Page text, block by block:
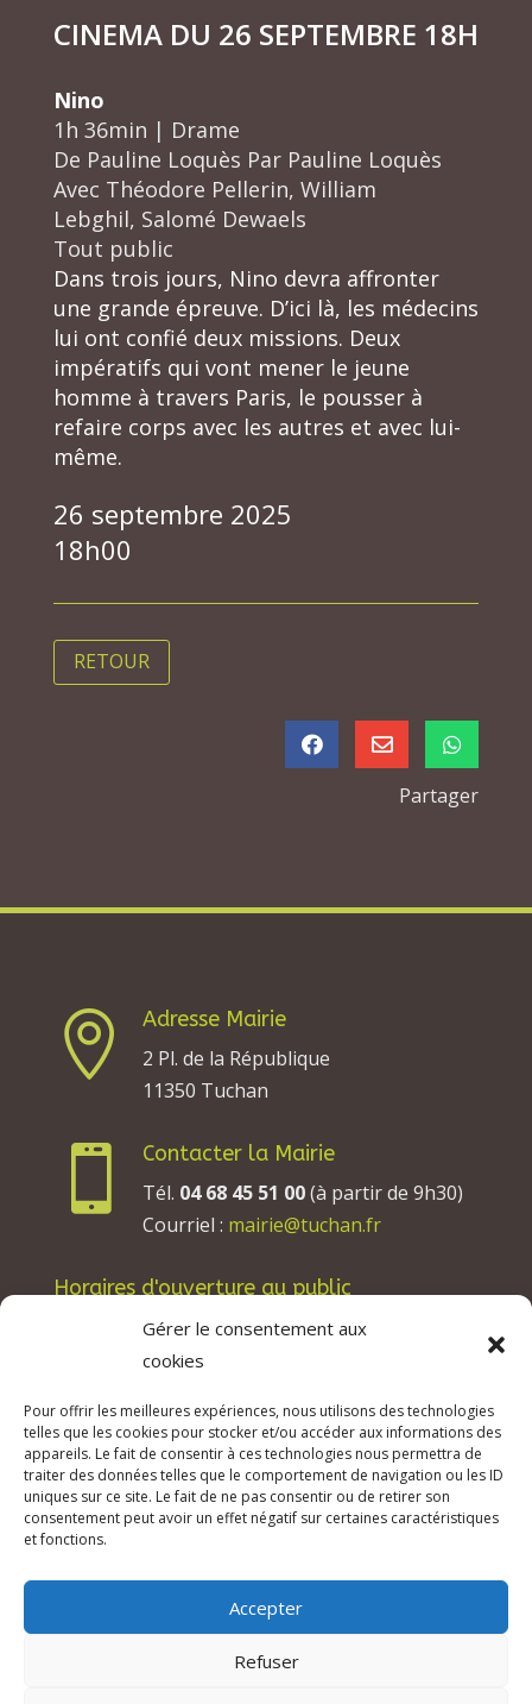
Gérer le consentement aux
cookies
Pour offrir les meilleures expériences, nous utilisons des technologies
telles que les cookies pour stocker et/ou accéder aux informations des
appareils. Le fait de consentir à ces technologies nous permettra de
traiter des données telles que le comportement de navigation ou les ID
uniques sur ce site. Le fait de ne pas consentir ou de retirer son
consentement peut avoir un effet négatif sur certaines caractéristiques
et fonctions.
Accepter
Refuser
CINEMA DU 26 SEPTEMBRE 18H
Nino
1h 36min | Drame
De Pauline Loquès ParPauline Loquès
Avec Théodore Pellerin, William
Lebghil, Salomé Dewaels
Tout public
Dans trois jours, Nino devra affronter
une grande épreuve. D’ici là, les médecins
lui ont confié deux missions. Deux
impératifs qui vont mener le jeune
homme à travers Paris, le pousser à
refaire corps avec les autres et avec lui-
même.
26 septembre 2025
18h00
RETOUR
  
Partager

Adresse Mairie
2 Pl. de la République
11350 Tuchan

Contacter la Mairie
Tél. 04 68 45 51 00(à partir de 9h30)
Courriel : mairie@tuchan.fr
Horaires d'ouverture au public
Les lundis, mardis et jeudis : de 8h à 12h et de
13h30 à 17h30.
Les vendredis : de 8h à 12h.
© 2026 Mairie de Tuchan | Site Internet réalisé
Mentions légales & Crédits–RGPD Protection
des données